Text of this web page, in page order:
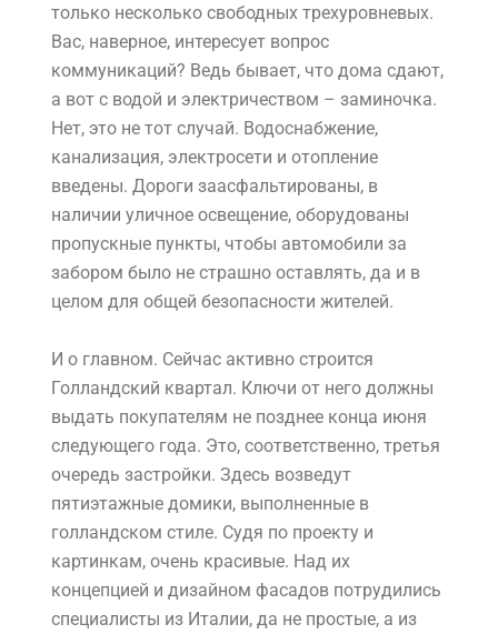
только несколько свободных трехуровневых.
Вас, наверное, интересует вопрос
коммуникаций? Ведь бывает, что дома сдают,
а вот с водой и электричеством – заминочка.
Нет, это не тот случай. Водоснабжение,
канализация, электросети и отопление
введены. Дороги заасфальтированы, в
наличии уличное освещение, оборудованы
пропускные пункты, чтобы автомобили за
забором было не страшно оставлять, да и в
целом для общей безопасности жителей.
И о главном. Сейчас активно строится
Голландский квартал. Ключи от него должны
выдать покупателям не позднее конца июня
следующего года. Это, соответственно, третья
очередь застройки. Здесь возведут
пятиэтажные домики, выполненные в
голландском стиле. Судя по проекту и
картинкам, очень красивые. Над их
концепцией и дизайном фасадов потрудились
специалисты из Италии, да не простые, а из